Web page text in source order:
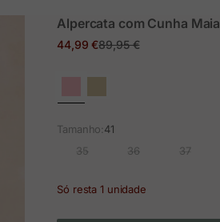
Alpercata com Cunha Maia
Preço em promoção
44,99 €Preço normal
89,95 €
Tamanho:41
35
36 37
Só resta 1 unidade